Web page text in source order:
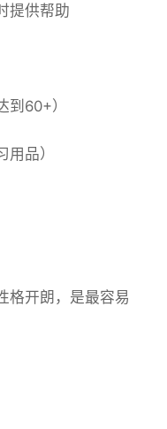
提供帮助
到60+）
品）
格开朗，是最容易